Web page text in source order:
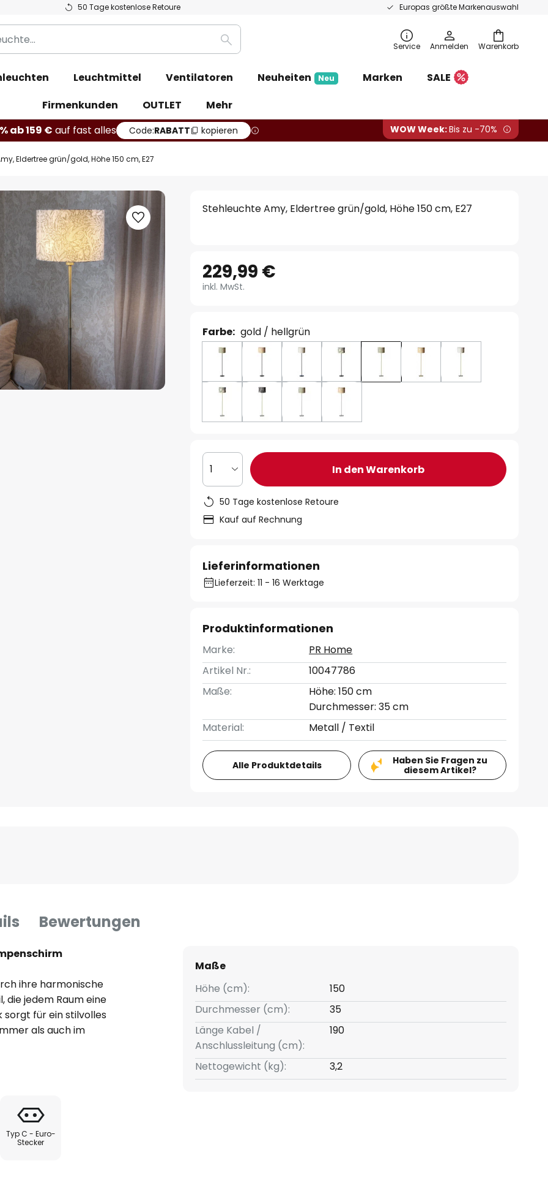
50 Tage kostenlose Retoure Europas größte Markenauswahl
Warenkorb
Suche Service Anmelden
Leuchtmittel Ventilatoren Neuheiten Neu Marken
SALE
Firmenkunden
OUTLET
Mehr
ab 159 € auf fast alles Code:RABATT kopieren WOW Week:Bis zu -70%
Eldertree grün/gold, Höhe 150 cm, E27
Stehleuchte Amy, Eldertree grün/gold, Höhe 150 cm, E27
229,99 €
inkl. MwSt.
Farbe: gold / hellgrün
1 In den Warenkorb
50 Tage kostenlose Retoure
Kauf auf Rechnung
Lieferinformationen
Lieferzeit: 11 - 16 Werktage
Produktinformationen
Marke:
PR Home
Artikel Nr.:
10047786
Maße:
Höhe: 150 cm
Durchmesser: 35 cm
Material:
Metall / Textil
Alle Produktdetails
Haben Sie Fragen zu
diesem Artikel?
Bewertungen
ihre harmonische
die jedem Raum eine
für ein stilvolles
als auch im
E27-Fassung bietet die
erzeugt werden
Typ C - Euro-
Stecker
Maße
Höhe (cm):
150
Durchmesser (cm):
35
Länge Kabel /
Anschlussleitung (cm):
190
Nettogewicht (kg): 3,2